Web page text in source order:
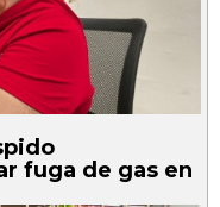
fuga de gas en